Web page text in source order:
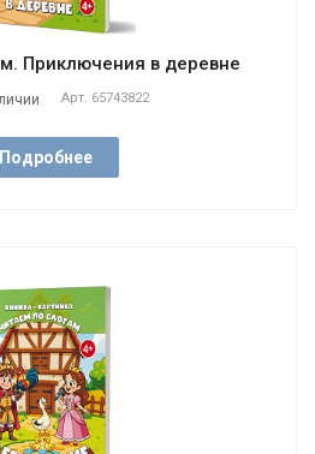
Приключения в деревне
Арт. 65743822
Подробнее